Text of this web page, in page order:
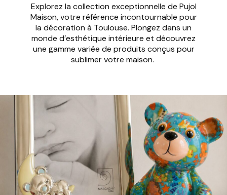
Explorez la collection exceptionnelle de Pujol
Maison, votre référence incontournable pour
la décoration à Toulouse. Plongez dans un
monde d’esthétique intérieure et découvrez
une gamme variée de produits conçus pour
sublimer votre maison.